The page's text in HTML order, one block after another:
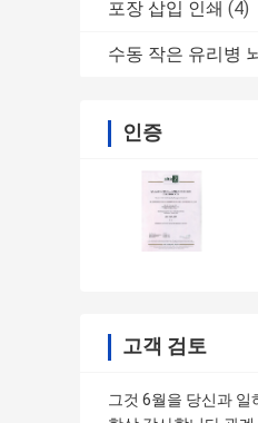
포장 삽입 인쇄 (4)
수동 작은 유리병
인증
고객 검토
그것 6월을 당신과 일